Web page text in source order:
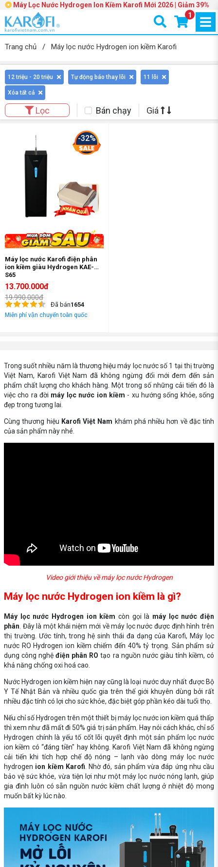
Máy Lọc Nước Hydrogen Ion Kiềm Karofi Mới 2026 | Giảm 39%
1
Trang chủ / Máy lọc nước Hydrogen ion kiềm Karofi
12 triệu - 20 triệu Tự động báo thay lõi 11 lõi
Xóa tất cả
Lọc Bán chạy Giá
-32%
Máy lọc nước Karofi điện phân
ion kiềm giàu Hydrogen KAE-
S65
13.700.000đ
19.990.000đ
Đã bán1654
Miễn phí vận chuyển toàn quốc
Trong suốt nhiều năm là thương hiệu máy lọc nước số 1 tại thị trường
Việt Nam, Karofi Việt Nam đã không ngừng đổi mới đem đến sản
phẩm chất lượng cho khách hàng. Một trong số những cải tiến đó là
việc cho ra đời máy lọc nước ion kiềm - xu hướng sống khỏe, sống
đẹp trong tương lai.
Cùng thương hiệu Karofi Việt Nam khám phá nhiều hơn về đặc tính
của sản phẩm này nhé.
Video giới thiệu về máy lọc nước Hydrogen
Máy lọc nước Hydrogen ion kiềm là gì?
Máy lọc nước Hydrogen ion kiềm còn gọi là máy lọc nước điện
phân . Đây là một khái niệm mới về máy lọc nước được định hình trên
thị trường. Ước tính, trong hệ sinh thái đa dạng của Karofi, Máy lọc
nước RO Hydrogen ion kiềm chiếm đến 40% tỷ trọng. Sản phẩm sử
dụng công nghệđiện phân RO tạo ra nguồn nước giàu tính kiềm, có
khả năng chống oxi hoá cao.
Nước Hydrogen ion kiềm hiện nay cũng là loại nước duy nhất được Bộ
Y Tế Nhật Bản và nhiều quốc gia trên thế giới khuyên dùng bởi rất
nhiều đặc tính có lợi cho sức khỏe, đặc biệt góp phần kéo dài tuổi thọ.
Nếu chỉ số Hydrogen trên một thiết bị máy lọc nước ion kiềm quá thấp
thì xem như đã mất đi 50% giá trị sản phẩm. Hay nói cách khác, chỉ số
Hydrogen chính là yếu tố cốt lõi quyết định một sản phẩm lọc nước
ion kiềm có “đáng tiền" hay không. Karofi Việt Nam đã không ngừng
cải tiến khi tích hợp chế độ nóng – lạnh vào dòng máy lọc nước
hydrogen ion kiềm Karofi . Nhờ đó, sản phẩm vừa đáp ứng nhu cầu
bảo vệ sức khỏe, vừa tiện lợi như một máy lọc nước nóng lạnh, giúp
gia đình luôn có sẵn nguồn nước kiềm chất lượng ở nhiệt độ mong
muốn bất kỳ lúc nào.